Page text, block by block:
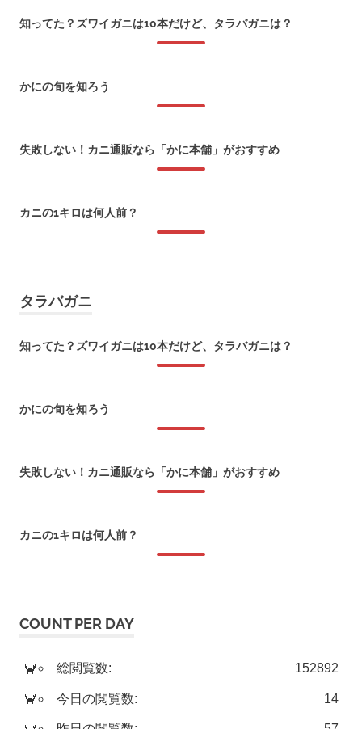
知ってた？ズワイガニは10本だけど、タラバガニは？
かにの旬を知ろう
失敗しない！カニ通販なら「かに本舗」がおすすめ
カニの1キロは何人前？
タラバガニ
知ってた？ズワイガニは10本だけど、タラバガニは？
かにの旬を知ろう
失敗しない！カニ通販なら「かに本舗」がおすすめ
カニの1キロは何人前？
COUNT PER DAY
152892
総閲覧数:
14
今日の閲覧数: